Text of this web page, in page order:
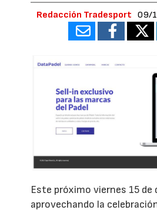
Redacción Tradesport 09/
Este próximo viernes 15 de
aprovechando la